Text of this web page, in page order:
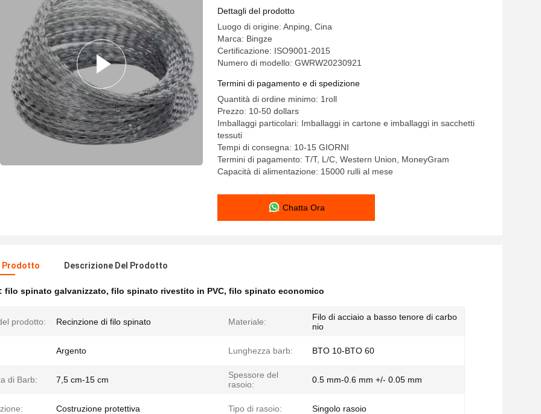
Dettagli del prodotto
Luogo di origine: Anping, Cina
Marca: Bingze
Certificazione: ISO9001-2015
Numero di modello: GWRW20230921
Termini di pagamento e di spedizione
Quantità di ordine minimo: 1roll
Prezzo: 10-50 dollars
Imballaggi particolari: Imballaggi in cartone e imballaggi in sacchetti
tessuti
Tempi di consegna: 10-15 GIORNI
Termini di pagamento: T/T, L/C, Western Union, MoneyGram
Capacità di alimentazione: 15000 rulli al mese
Chatta Ora
Prodotto Descrizione Del Prodotto
filo spinato galvanizzato, filo spinato rivestito in PVC, filo spinato economico
prodotto: Recinzione di filo spinato Materiale:
Filo di acciaio a basso tenore di carbo
nio
Argento Lunghezza barb: BTO 10-BTO 60
di Barb: 7,5 cm-15 cm
Spessore del
rasoio:
0.5 mm-0.6 mm +/- 0.05 mm
Costruzione protettiva Tipo di rasoio: Singolo rasoio